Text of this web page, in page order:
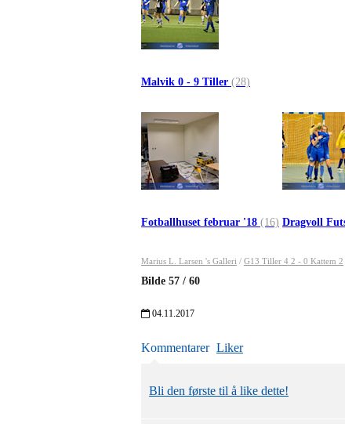
Malvik 0 - 9 Tiller (28)
Fotballhuset februar '18 (16) Dragvoll
Marius L. Larsen 's Galleri / G13 Tiller 4 2 - 0 Kattem 2
Bilde 57 / 60
04.11.2017
Kommentarer Liker
Bli den første til å like dette!